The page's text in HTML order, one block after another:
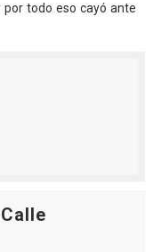
todo eso cayó ante